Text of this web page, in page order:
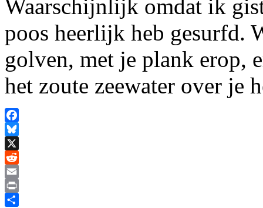
Waarschijnlijk omdat ik
poos heerlijk heb gesurfd.
golven, met je plank erop,
het zoute zeewater over je
Facebook
Bluesky
X
Reddit
Email
Print